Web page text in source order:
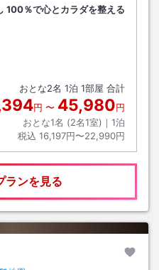
100％で心とカラダを整える
おとな2名 1泊 1部屋 合計
円 〜 45,980円
おとな1名 (2名1室)｜ 1泊
税込 16,197円〜22,990円
ランを見る